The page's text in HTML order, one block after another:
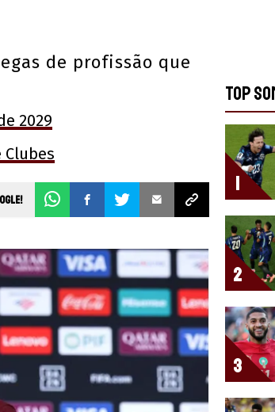
de profissão que
2029
Clubes
TOP
1
2
3